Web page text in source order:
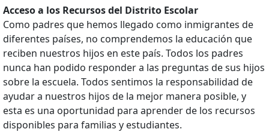
Acceso a los Recursos del Distrito Escolar
Como padres que hemos llegado como inmigrantes de
diferentes países, no comprendemos la educación que
reciben nuestros hijos en este país. Todos los padres
nunca han podido responder a las preguntas de sus hijos
sobre la escuela. Todos sentimos la responsabilidad de
ayudar a nuestros hijos de la mejor manera posible, y
esta es una oportunidad para aprender de los recursos
disponibles para familias y estudiantes.